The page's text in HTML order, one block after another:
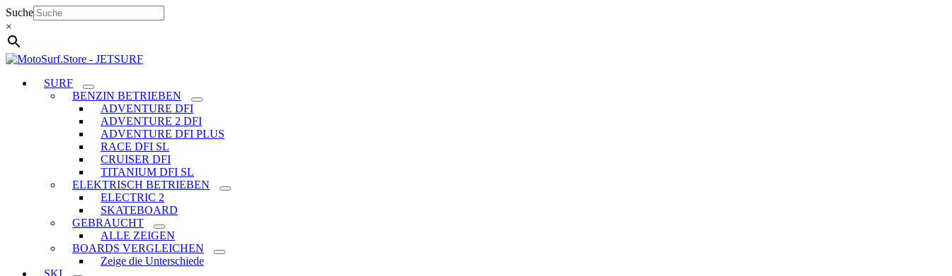
Zum
Inhalt
springen
Suche
×
SURF
BENZIN BETRIEBEN
ADVENTURE DFI
ADVENTURE 2 DFI
ADVENTURE DFI PLUS
RACE DFI SL
CRUISER DFI
TITANIUM DFI SL
ELEKTRISCH BETRIEBEN
ELECTRIC 2
SKATEBOARD
GEBRAUCHT
ALLE ZEIGEN
BOARDS VERGLEICHEN
Zeige die Unterschiede
SKI